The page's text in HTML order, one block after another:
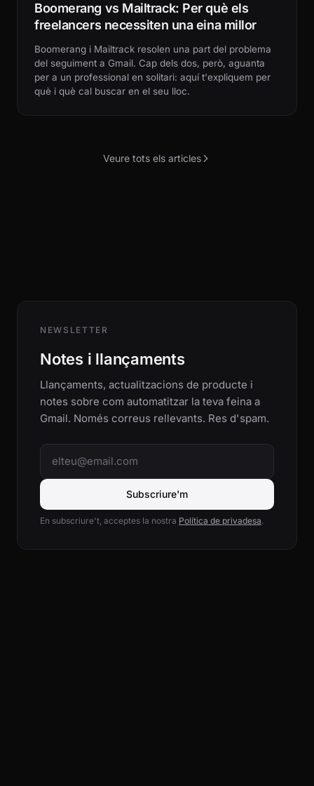
Boomerang vs Mailtrack: Per què els
freelancers necessiten una eina millor
Boomerang i Mailtrack resolen una part del problema
del seguiment a Gmail. Cap dels dos, però, aguanta
per a un professional en solitari: aquí t'expliquem per
què i què cal buscar en el seu lloc.
Veure tots els articles
NEWSLETTER
Notes i llançaments
Llançaments, actualitzacions de producte i
notes sobre com automatitzar la teva feina a
Gmail. Només correus rellevants. Res d'spam.
Email address
Subscriure'm
En subscriure't, acceptes la nostra Política de privadesa.